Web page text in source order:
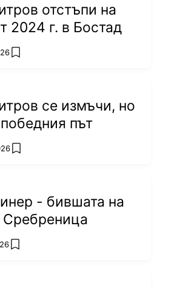
отстъпи на
2024 г. в Бостад
add favorites
се измъчи, но
път
add favorites
- бившата на
add favorites